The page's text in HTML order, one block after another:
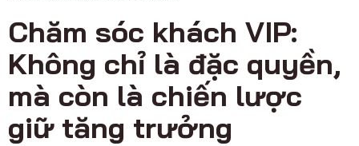
Chăm sóc khách VIP:
Không chỉ là đặc quyền,
mà còn là chiến lược
giữ tăng trưởng